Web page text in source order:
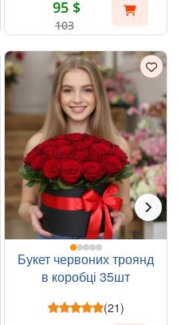
95 $
103
Букет червоних троянд
в коробці 35шт
(21)